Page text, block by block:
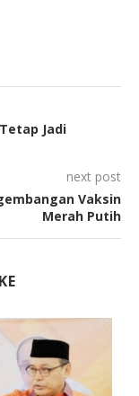
Jadi
next post
Vaksin
Merah Putih